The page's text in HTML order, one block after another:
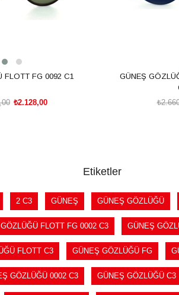
FLOTT FG 0092 C1
₺2.128,00
GÜNEŞ
Etiketler
2 C3 GÜNEŞ GÜNEŞ GÖZLÜĞÜ
FLOTT FG 0002 C3 GÜNEŞ
FLOTT C3 GÜNEŞ GÖZLÜĞÜ FG
GÖZLÜĞÜ 0002 C3 GÜNEŞ GÖZLÜĞÜ C3